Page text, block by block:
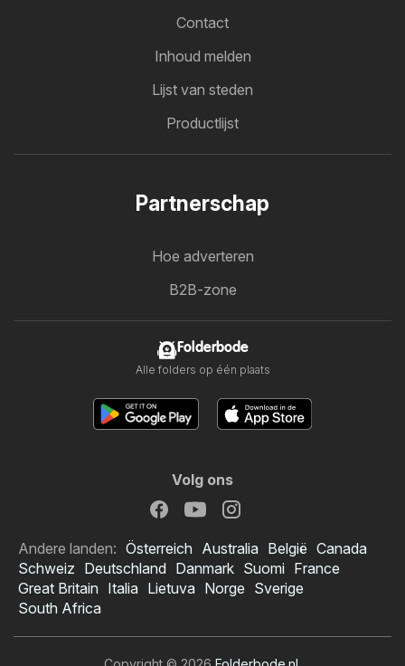
Contact
Inhoud melden
Lijst van steden
Productlijst
Partnerschap
Hoe adverteren
B2B-zone
Folderbode
Alle folders op één plaats
Volg ons
Andere landen: Österreich Australia België Canada
Schweiz Deutschland Danmark Suomi France
Great Britain Italia Lietuva Norge Sverige
South Africa